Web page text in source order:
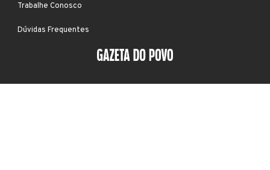
Trabalhe Conosco
Dúvidas Frequentes